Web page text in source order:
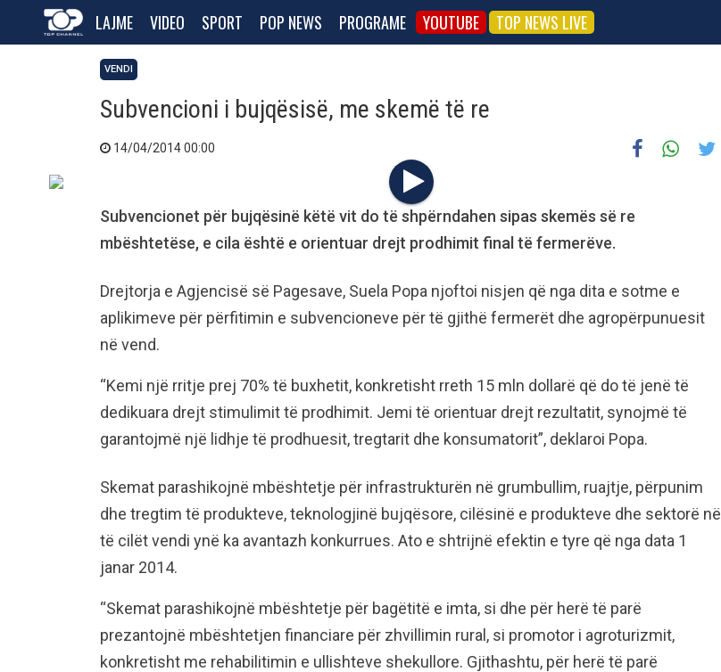
LAJME VIDEO SPORT POP NEWS PROGRAME YOUTUBE TOP NEWS LIVE
VENDI
Subvencioni i bujqësisë, me skemë të re
14/04/2014 00:00
Subvencionet për bujqësinë këtë vit do të shpërndahen sipas skemës së re
mbështetëse, e cila është e orientuar drejt prodhimit final të fermerëve.
Drejtorja e Agjencisë së Pagesave, Suela Popa njoftoi nisjen që nga dita e sotme e
aplikimeve për përfitimin e subvencioneve për të gjithë fermerët dhe agropërpunuesit
në vend.
“Kemi një rritje prej 70% të buxhetit, konkretisht rreth 15 mln dollarë që do të jenë të
dedikuara drejt stimulimit të prodhimit. Jemi të orientuar drejt rezultatit, synojmë të
garantojmë një lidhje të prodhuesit, tregtarit dhe konsumatorit”, deklaroi Popa.
Skemat parashikojnë mbështetje për infrastrukturën në grumbullim, ruajtje, përpunim
dhe tregtim të produkteve, teknologjinë bujqësore, cilësinë e produkteve dhe sektorë në
të cilët vendi ynë ka avantazh konkurrues. Ato e shtrijnë efektin e tyre që nga data 1
janar 2014.
“Skemat parashikojnë mbështetje për bagëtitë e imta, si dhe për herë të parë
prezantojnë mbështetjen financiare për zhvillimin rural, si promotor i agroturizmit,
konkretisht me rehabilitimin e ullishteve shekullore. Gjithashtu, për herë të parë